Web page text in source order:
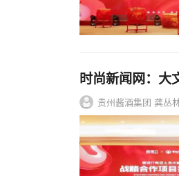
时尚新闻网：大
贵州酱酒集团 龚丛